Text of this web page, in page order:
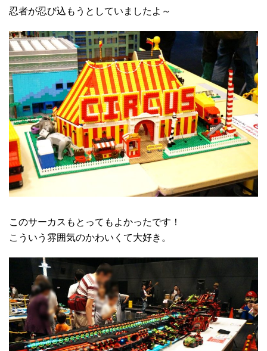
忍者が忍び込もうとしていましたよ～
このサーカスもとってもよかったです！
こういう雰囲気のかわいくて大好き。